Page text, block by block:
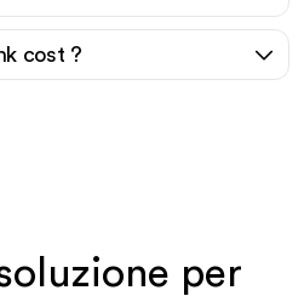
cost ?
per